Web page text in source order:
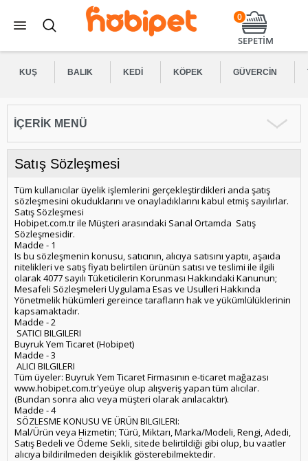
0
SEPETİM
KUŞ BALIK KEDI KÖPEK GÜVERCIN
İÇERIK MENÜ
Satış Sözleşmesi
Tüm kullanıcılar üyelik işlemlerini gerçekleştirdikleri anda şatış
sözleşmesini okuduklarını ve onayladıklarını kabul etmiş sayılırlar.
Satış Sözleşmesi
Hobipet.com.tr ile Müşteri arasındaki Sanal Ortamda Satış
Sözleşmesidir.
Madde - 1
Is bu sözleşmenin konusu, satıcının, alıcıya satısını yaptıı, aşaıda
nitelikleri ve satış fiyatı belirtilen ürünün satısı ve teslimi ile ilgili
olarak 4077 sayılı Tüketicilerin Korunması Hakkındaki Kanunun;
Mesafeli Sözleşmeleri Uygulama Esas ve Usulleri Hakkında
Yönetmelik hükümleri gereince tarafların hak ve yükümlülüklerinin
kapsamaktadır.
Madde - 2
SATICI BILGILERI
Buyruk Yem Ticaret (Hobipet)
Madde - 3
ALICI BILGILERI
Tüm üyeler: Buyruk Yem Ticaret Firmasının e-ticaret mağazası
www.hobipet.com.tr'yeüye olup alışveriş yapan tüm alıcılar.
(Bundan sonra alıcı veya müşteri olarak anılacaktır).
Madde - 4
SÖZLESME KONUSU VE ÜRÜN BILGILERI:
Mal/Ürün veya Hizmetin; Türü, Miktarı, Marka/Modeli, Rengi, Adedi,
Satış Bedeli ve Ödeme Sekli, sitede belirtildiği gibi olup, bu vaatler
alıcıya bildirilmeden deişiklik gösterebilmektedir.